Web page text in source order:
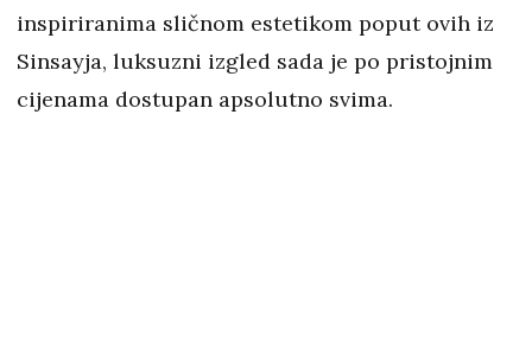
inspiriranima sličnom estetikom poput ovih iz
Sinsayja, luksuzni izgled sada je po pristojnim
cijenama dostupan apsolutno svima.